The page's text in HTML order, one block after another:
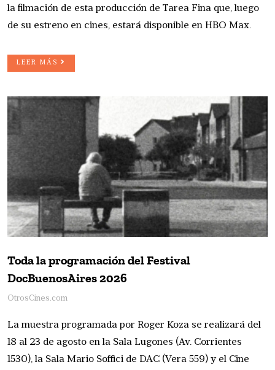
la filmación de esta producción de Tarea Fina que, luego
de su estreno en cines, estará disponible en HBO Max.
LEER MÁS
Toda la programación del Festival
DocBuenosAires 2026
OtrosCines.com
La muestra programada por Roger Koza se realizará del
18 al 23 de agosto en la Sala Lugones (Av. Corrientes
1530), la Sala Mario Soffici de DAC (Vera 559) y el Cine